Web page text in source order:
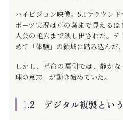
ハイビジョン映像。5.1サラウン
ポーツ実況は草の葉まで見える
人公の毛穴まで映し出された。
めて「体験」の領域に踏み込んだ
しかし、革命の裏側では、静
理の意志」が動き始めていた。
1.2 デジタル複製とい